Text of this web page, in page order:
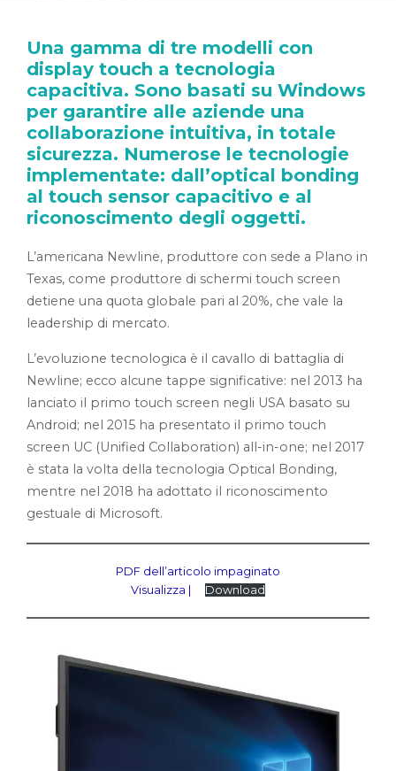
Una gamma di tre modelli con
display touch a tecnologia
capacitiva. Sono basati su Windows
per garantire alle aziende una
collaborazione intuitiva, in totale
sicurezza. Numerose le tecnologie
implementate: dall’optical bonding
al touch sensor capacitivo e al
riconoscimento degli oggetti.
L’americana Newline, produttore con sede a Plano in
Texas, come produttore di schermi touch screen
detiene una quota globale pari al 20%, che vale la
leadership di mercato.
L’evoluzione tecnologica è il cavallo di battaglia di
Newline; ecco alcune tappe significative: nel 2013 ha
lanciato il primo touch screen negli USA basato su
Android; nel 2015 ha presentato il primo touch
screen UC (Unified Collaboration) all-in-one; nel 2017
è stata la volta della tecnologia Optical Bonding,
mentre nel 2018 ha adottato il riconoscimento
gestuale di Microsoft.
PDF dell’articolo impaginato
Visualizza |
Download